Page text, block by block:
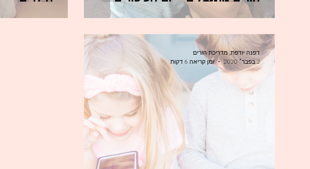
דפנה יודפת, מדריכת הורים
2 בפבר׳ 2020
זמן קריאה 6 דקות